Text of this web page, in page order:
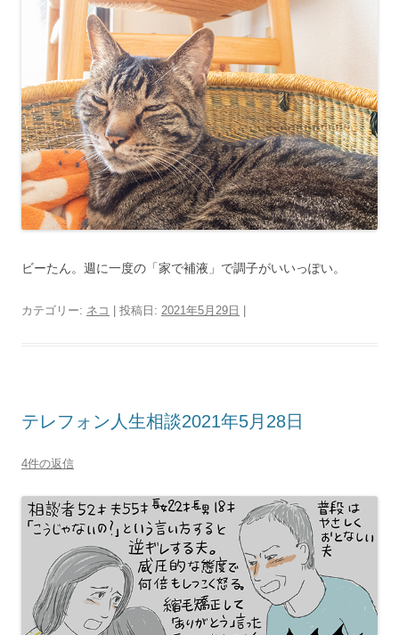
ビーたん。週に一度の「家で補液」で調子がいいっぽい。
カテゴリー: ネコ | 投稿日: 2021年5月29日
テレフォン人生相談2021年5月28日
4件の返信